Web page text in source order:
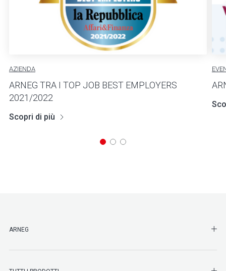
AZIENDA
ARNEG TRA I TOP JOB BEST EMPLOYERS
2021/2022
Scopri di più
ARNEG